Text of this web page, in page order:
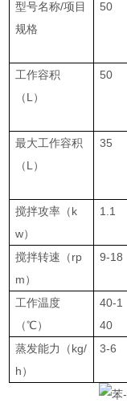
型号名称/项目
规格
50
工作容积
（L）
50
最大工作容积
（L）
35
搅拌攻率（k
w）
1.1
搅拌转速（rp
m）
9-18
工作温度
（℃）
40-1
40
蒸发能力（kg/
h）
3-6